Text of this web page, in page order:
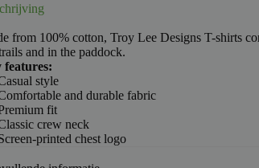
from 100% cotton, Troy Lee Designs T-shirts
and in the paddock.
features:
style
and durable fabric
fit
crew neck
printed chest logo